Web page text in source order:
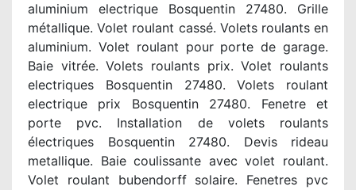
aluminium electrique Bosquentin 27480. Grille
métallique. Volet roulant cassé. Volets roulants en
aluminium. Volet roulant pour porte de garage.
Baie vitrée. Volets roulants prix. Volet roulants
electriques Bosquentin 27480. Volets roulant
electrique prix Bosquentin 27480. Fenetre et
porte pvc. Installation de volets roulants
électriques Bosquentin 27480. Devis rideau
metallique. Baie coulissante avec volet roulant.
Volet roulant bubendorff solaire. Fenetres pvc